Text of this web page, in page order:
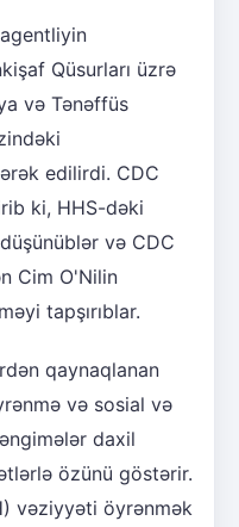
Qüsurları üzrə
və Tənəffüs
edilirdi. CDC
ki, HHS-dəki
və CDC
Cim O'Nilin
tapşırıblar.
qaynaqlanan
və sosial və
daxil
özünü göstərir.
vəziyyəti öyrənmək